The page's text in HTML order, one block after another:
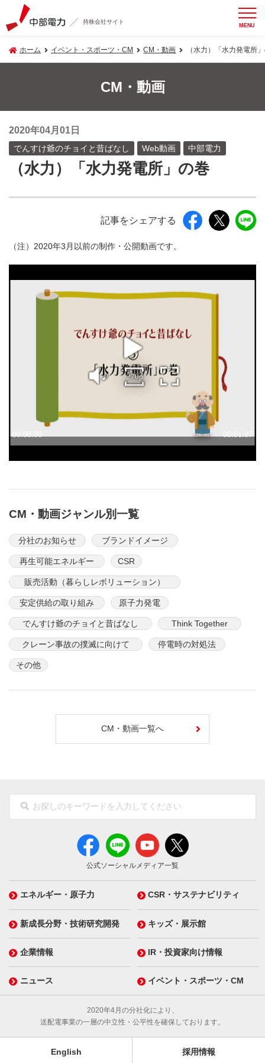
持株会社サイト MENU
ホーム イベント・スポーツ・CM CM・動画 （水力）「水力発電所
CM・動画
2020年04月01日
でんすけ爺のチョイと昔ばなし Web動画 中部電力
（水力）「水力発電所」の巻
記事をシェアする
（注）2020年3月以前の制作・公開動画です。
CM・動画ジャンル別一覧
分社のお知らせ ブランドイメージ
再生可能エネルギー CSR
販売活動（暮らしレボリューション）
安定供給の取り組み 原子力発電
でんすけ爺のチョイと昔ばなし Think Together
クレーン事故の撲滅に向けて 停電時の対処法
その他
CM・動画一覧へ
公式ソーシャルメディア一覧
エネルギー・原子力 CSR・サステナビリティ
新成長分野・技術研究開発 キッズ・展示館
企業情報 IR・投資家向け情報
ニュース イベント・スポーツ・CM
2020年4月の分社化により、
送配電事業の一層の中立性・公平性を確保しております。
English 採用情報